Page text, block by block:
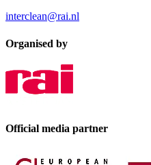
interclean@rai.nl
Organised by
Official media partner